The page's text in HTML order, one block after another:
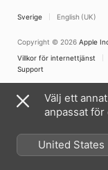
Sverige English (UK)
Copyright © 2026 Apple
Villkor för internettjänst
Support
Välj ett
anpassat för
United States